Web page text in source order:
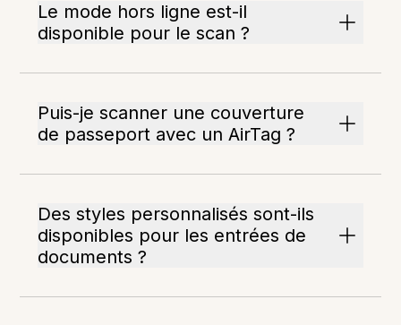
Le mode hors ligne est-il
disponible pour le scan ?
Puis-je scanner une couverture
de passeport avec un AirTag ?
Des styles personnalisés sont-ils
disponibles pour les entrées de
documents ?